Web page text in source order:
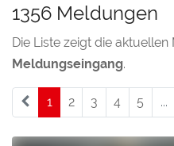
1356 Meldungen
Die Liste zeigt die
Meldungseingang.
1(current)
2 3 4 5 ...